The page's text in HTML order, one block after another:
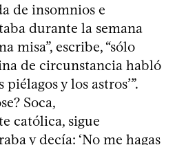
de insomnios e
durante la semana
misa”, escribe, “sólo
de circunstancia habló
y los astros’”.
Soca,
católica, sigue
y decía: ‘No me hagas